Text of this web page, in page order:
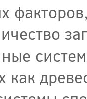
как